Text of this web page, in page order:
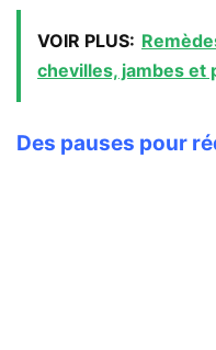
VOIR PLUS:
chevilles, jambes et
Des pauses pour